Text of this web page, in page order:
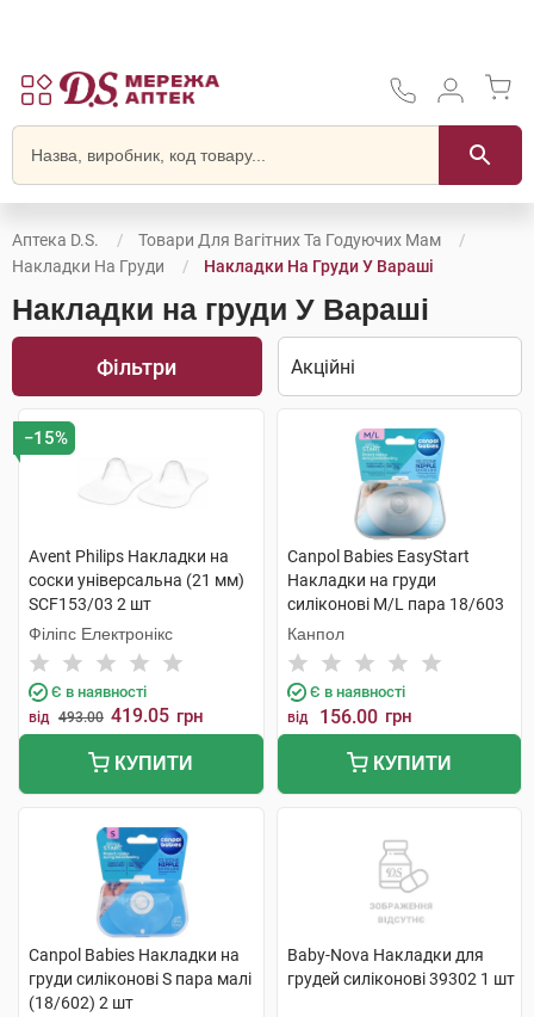
Аптека D.S.
Товари Для Вагітних Та Годуючих Мам
Накладки На Груди
Накладки На Груди У Вараші
Накладки на груди У Вараші
Фільтри
−15%
Avent Philips Накладки на
соски універсальна (21 мм)
SCF153/03 2 шт
Філіпс Електронікс
Є в наявності
від 493.00 419.05 грн
КУПИТИ
Canpol Babies EasyStart
Накладки на груди
силіконові M/L пара 18/603
2 шт
Канпол
Є в наявності
від 156.00 грн
КУПИТИ
Canpol Babies Накладки на
груди силіконові S пара малі
(18/602) 2 шт
Baby-Nova Накладки для
грудей силіконові 39302 1 шт